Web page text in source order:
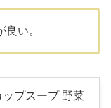
い。
ップスープ 野菜